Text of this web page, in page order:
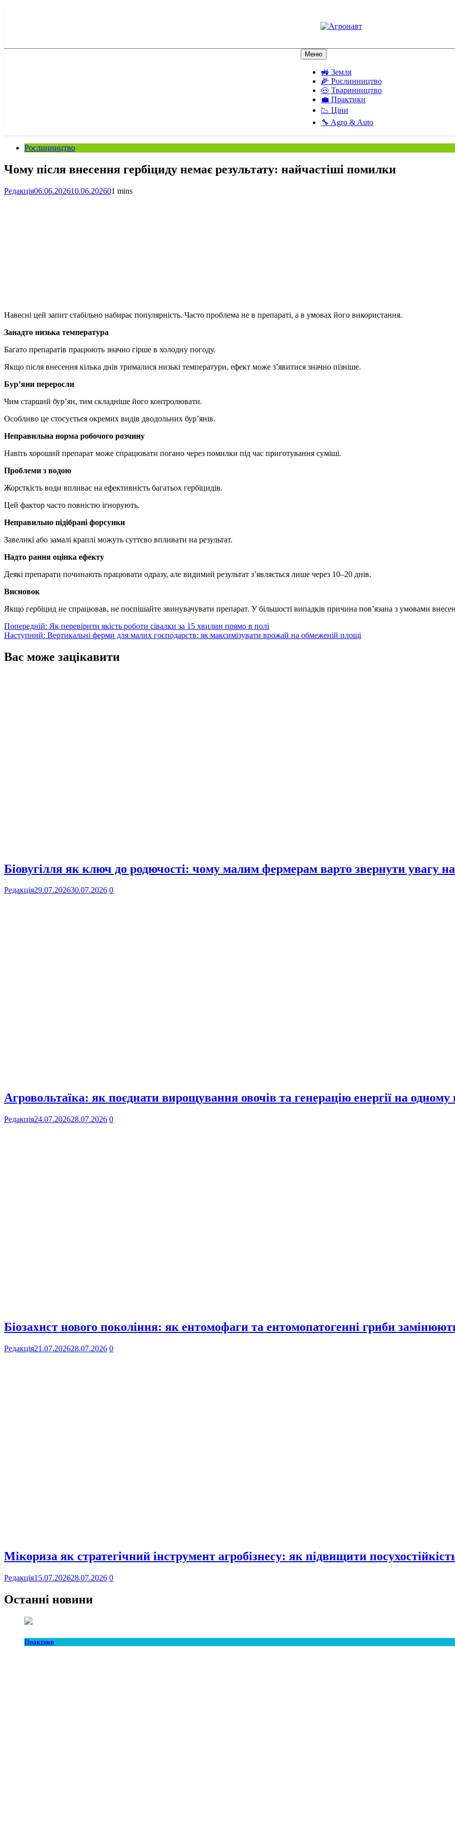
Меню
🚜 Земля
🌽 Рослинництво
🐽 Тваринництво
💼 Практики
📉 Ціни
🔧 Agro & Auto
Рослинництво
Чому після внесення гербіциду немає результату: найчастіші помилки
Редакція06.06.202610.06.202601 mins
Link
Print
Навесні цей запит стабільно набирає популярність. Часто проблема не в препараті, а в умовах його використання.
Занадто низька температура
Багато препаратів працюють значно гірше в холодну погоду.
Якщо після внесення кілька днів трималися низькі температури, ефект може з’явитися значно пізніше.
Бур’яни переросли
Чим старший бур’ян, тим складніше його контролювати.
Особливо це стосується окремих видів дводольних бур’янів.
Неправильна норма робочого розчину
Навіть хороший препарат може спрацювати погано через помилки під час приготування суміші.
Проблеми з водою
Жорсткість води впливає на ефективність багатьох гербіцидів.
Цей фактор часто повністю ігнорують.
Неправильно підібрані форсунки
Завеликі або замалі краплі можуть суттєво впливати на результат.
Надто рання оцінка ефекту
Деякі препарати починають працювати одразу, але видимий результат з’являється лише через 10–20 днів.
Висновок
Якщо гербіцид не спрацював, не поспішайте звинувачувати препарат. У більшості випадків причина пов’язана з умовами
Навігація
записів
Попередній: Як перевірити якість роботи сівалки за 15 хвилин прямо в полі
Наступний: Вертикальні ферми для малих господарств: як максимізувати врожай на обмеженій площі
Вас може зацікавити
Біовугілля як ключ до родючості: чому малим фермерам варто звернути увагу
Редакція29.07.202630.07.2026 0
Агровольтаїка: як поєднати вирощування овочів та генерацію енергії на одному
Редакція24.07.202628.07.2026 0
Біозахист нового покоління: як ентомофаги та ентомопатогенні гриби
Редакція21.07.202628.07.2026 0
Мікориза як стратегічний інструмент агробізнесу: як підвищити
Редакція15.07.202628.07.2026 0
Останні новини
Практики